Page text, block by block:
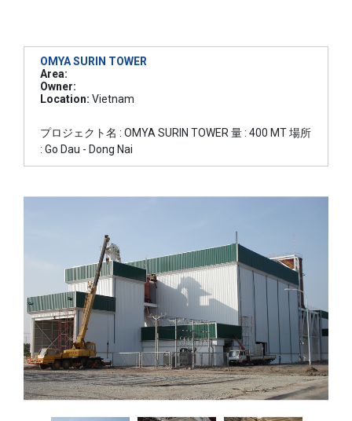
OMYA SURIN TOWER
Area:
Owner:
Location: Vietnam
プロジェクト名 : OMYA SURIN TOWER 量 : 400 MT 場所
: Go Dau - Dong Nai